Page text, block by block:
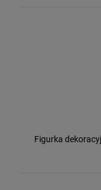
Figurka